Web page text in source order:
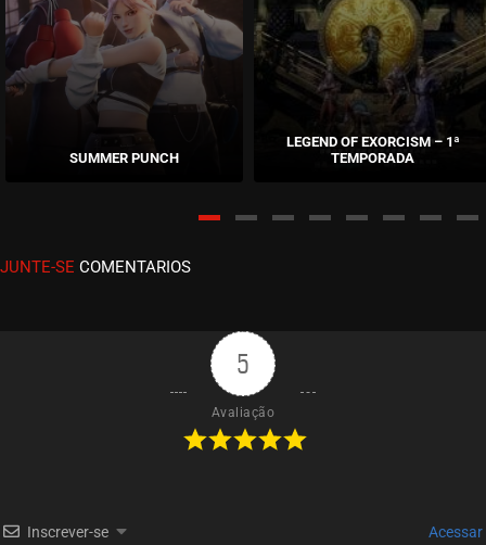
ASSISTIDO
EPISÓDIO 35 E 36
novembro 18, 2025
EPISÓDIO 33 E 34
ASSISTIDO
EPISÓDIO 29 E 30
novembro 10, 2025
EPISÓDIO 27 E 28
SUMMER PUNCH
LEGEND OF EXORCISM – 1ª
TEMPORADA
JUNTE-SE COMENTARIOS
5
Avaliação
Inscrever-se Acessar